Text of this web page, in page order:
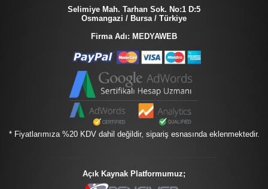
Selimiye Mah. Tarhan Sok. No:1 D:5
Osmangazi / Bursa / Türkiye
Firma Adı: MEDYAWEB
* Fiyatlarımıza %20 KDV dahil değildir, sipariş esnasında eklenmektedir.
Açık Kaynak Platformumuz;